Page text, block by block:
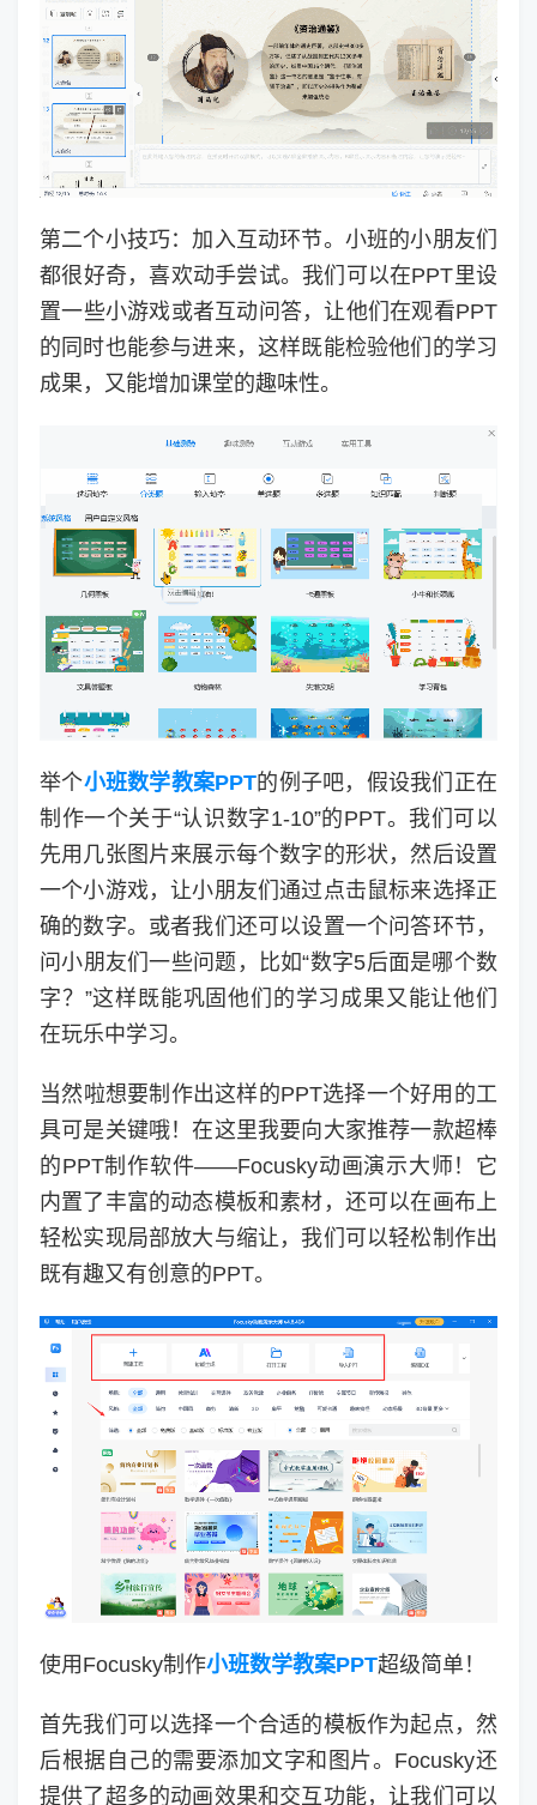
第二个小技巧：加入互动环节。小班的小朋友们
都很好奇，喜欢动手尝试。我们可以在PPT里设
置一些小游戏或者互动问答，让他们在观看PPT
的同时也能参与进来，这样既能检验他们的学习
成果，又能增加课堂的趣味性。
举个小班数学教案PPT的例子吧，假设我们正在
制作一个关于“认识数字1-10”的PPT。我们可以
先用几张图片来展示每个数字的形状，然后设置
一个小游戏，让小朋友们通过点击鼠标来选择正
确的数字。或者我们还可以设置一个问答环节，
问小朋友们一些问题，比如“数字5后面是哪个数
字？”这样既能巩固他们的学习成果又能让他们
在玩乐中学习。
当然啦想要制作出这样的PPT选择一个好用的工
具可是关键哦！在这里我要向大家推荐一款超棒
的PPT制作软件——Focusky动画演示大师！它
内置了丰富的动态模板和素材，还可以在画布上
轻松实现局部放大与缩让，我们可以轻松制作出
既有趣又有创意的PPT。
使用Focusky制作小班数学教案PPT超级简单！
首先我们可以选择一个合适的模板作为起点，然
后根据自己的需要添加文字和图片。Focusky还
提供了超多的动画效果和交互功能，让我们可以